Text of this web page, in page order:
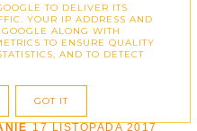
je mężowi.
17 LISTOPADA 2017
TO DELIVER ITS
YOUR IP ADDRESS AND
ALONG WITH
TO ENSURE QUALITY
AND TO DETECT
GOT IT